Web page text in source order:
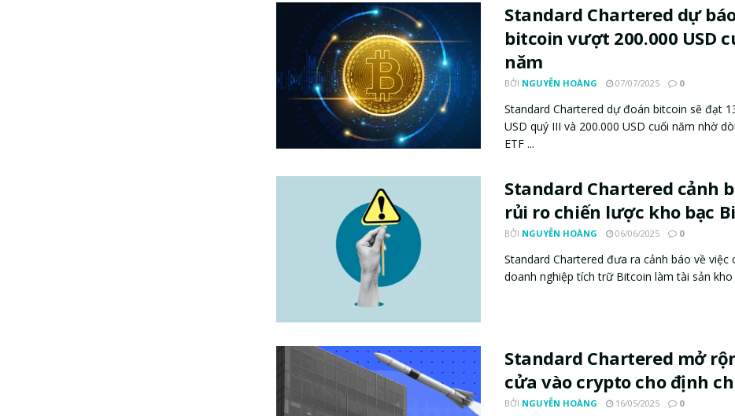
Standard Chartered dự
bitcoin vượt 200.000 USD
năm
BỞI NGUYỄN HOÀNG 07/07/2025 0
Standard Chartered dự đoán bitcoin sẽ đạt
USD quý III và 200.000 USD cuối năm nhờ
ETF ...
Standard Chartered cảnh
rủi ro chiến lược kho bạc
BỞI NGUYỄN HOÀNG 06/06/2025 0
Standard Chartered đưa ra cảnh báo về việc
doanh nghiệp tích trữ Bitcoin làm tài sản kho
Standard Chartered mở
cửa vào crypto cho định
BỞI NGUYỄN HOÀNG 16/05/2025 0